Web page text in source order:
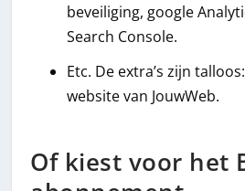
beveiliging, google
Search Console.
Etc. De extra’s zijn
website van JouwWeb.
Of kiest voor het